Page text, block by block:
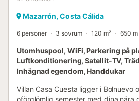
Mazarrón, Costa Cálida
6 personer 3 sovrum 120 m² 650
Utomhuspool, WiFi, Parkering på
Luftkonditionering, Satellit-TV,
Inhägnad egendom, Handdukar
Villan Casa Cuesta ligger i Bolnuevo
oförglömlig semester med dina nära